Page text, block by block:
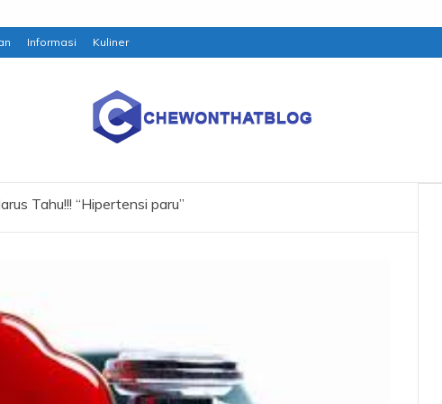
Informasi Kuliner
Tahu!!! “Hipertensi paru”